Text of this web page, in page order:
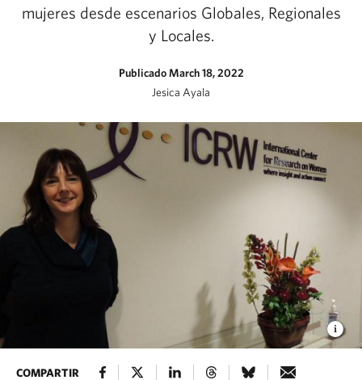
mujeres desde escenarios Globales, Regionales
y Locales.
Publicado March 18, 2022
Jesica Ayala
COMPARTIR